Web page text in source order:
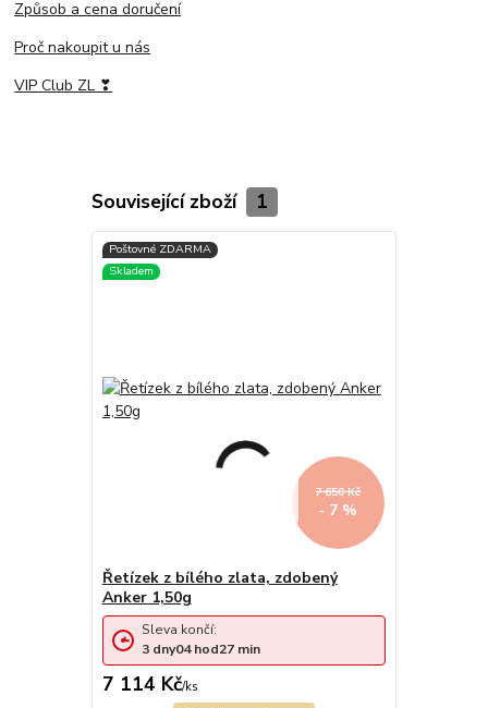
Způsob a cena doručení
Proč nakoupit u nás
VIP Club ZL ❣
Související zboží 1
7 650 Kč
- 7 %
Řetízek z bílého zlata, zdobený
Anker 1,50g
7 114 Kč/ks
Sleva končí:
3 dny04hod27 min